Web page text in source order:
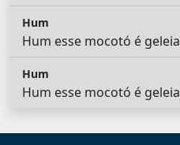
Hum
Hum esse mocotó é geleia
Hum
Hum esse mocotó é geleia